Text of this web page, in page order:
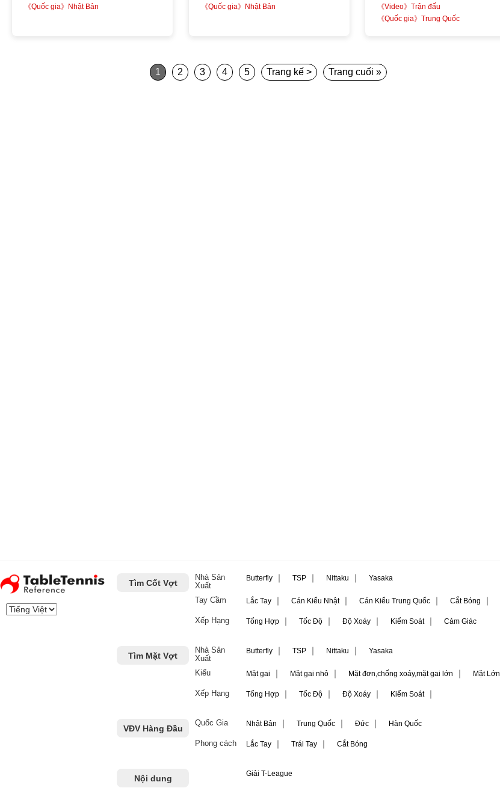
《Quốc gia》Nhật Bản
《Quốc gia》Nhật Bản
《Video》Trận đấu
《Quốc gia》Trung Quốc
1 2 3 4 5 Trang kế > Trang cuối »
Tìm Cốt Vợt
Nhà Sản
Xuất
Butterfly ｜ TSP ｜ Nittaku ｜ Yasaka
Tay Cầm Lắc Tay ｜ Cán Kiểu Nhật｜ Cán Kiểu Trung Quốc ｜ Cắt Bóng ｜
Xếp Hạng Tổng Hợp ｜ Tốc Độ ｜ Độ Xoáy ｜ Kiểm Soát｜ Cảm Giác
Tìm Mặt Vợt
Nhà Sản
Xuất
Butterfly ｜ TSP ｜ Nittaku ｜ Yasaka
Kiểu Mặt gai ｜ Mặt gai nhỏ ｜ Mặt đơn,chống xoáy,mặt gai lớn ｜ Mặt Lớn
Xếp Hạng Tổng Hợp ｜ Tốc Độ ｜ Độ Xoáy ｜ Kiểm Soát｜
VĐV Hàng Đầu
Quốc Gia Nhật Bản ｜ Trung Quốc ｜ Đức ｜ Hàn Quốc
Phong cách Lắc Tay ｜ Trái Tay ｜ Cắt Bóng
Nội dung Giải T-League